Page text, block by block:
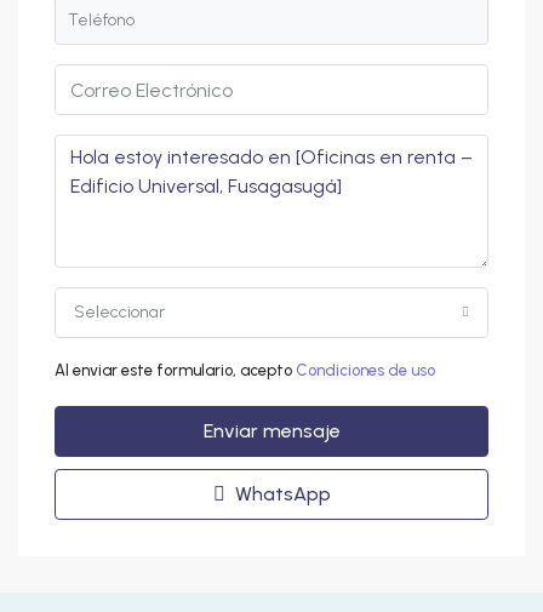
Seleccionar
Al enviar este formulario, acepto Condiciones de uso
Enviar mensaje
WhatsApp